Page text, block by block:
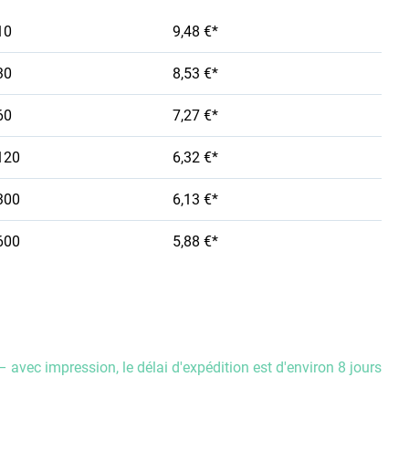
9,48 €*
8,53 €*
7,27 €*
6,32 €*
6,13 €*
5,88 €*
avec impression, le délai d'expédition est d'environ 8 jours